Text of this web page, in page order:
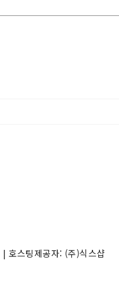
| 호스팅제공자: (주)식스샵